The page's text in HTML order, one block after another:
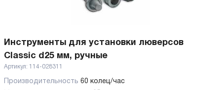
Инструменты для установки люверсов
Classic d25 мм, ручные
Артикул: 114-028311
Производительность 60 колец/час